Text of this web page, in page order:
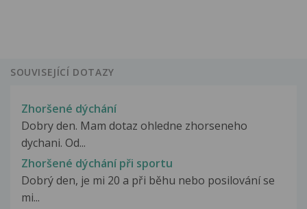
SOUVISEJÍCÍ DOTAZY
Zhoršené dýchání
Dobry den. Mam dotaz ohledne zhorseneho
dychani. Od...
Zhoršené dýchání při sportu
Dobrý den, je mi 20 a při běhu nebo posilování se
mi...